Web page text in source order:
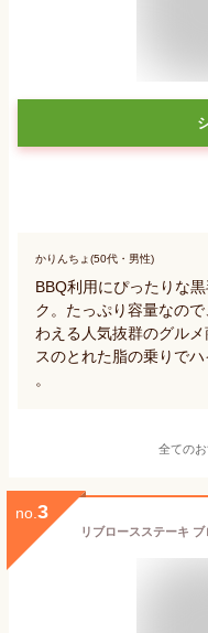
かりんちょ(50代・男性)
BBQ利用にぴったりな
ク。たっぷり容量なの
わえる人気抜群のグル
スのとれた脂の乗りで
。
全てのお
no. 3